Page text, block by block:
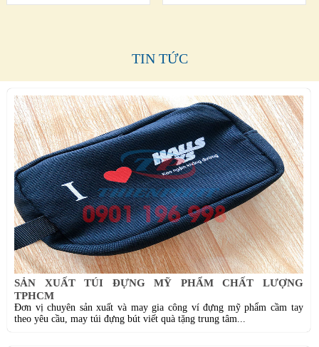
TIN TỨC
SẢN XUẤT TÚI ĐỰNG MỸ PHẨM CHẤT LƯỢNG
TPHCM
Đơn vị chuyên sản xuất và may gia công ví đựng mỹ phẩm cầm tay
theo yêu cầu, may túi đựng bút viết quà tặng trung tâm...